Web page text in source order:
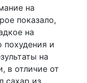
на
показало,
на
похудения и
на
в отличие от